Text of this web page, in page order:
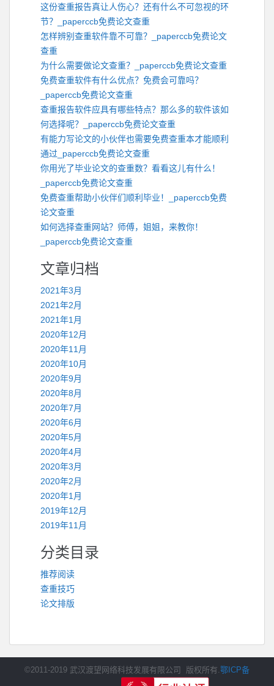
这份查重报告真让人伤心？还有什么不可忽视的环
节？_paperccb免费论文查重
怎样辨别查重软件靠不可靠？_paperccb免费论文
查重
为什么需要做论文查重？_paperccb免费论文查重
免费查重软件有什么优点？免费会可靠吗？
_paperccb免费论文查重
查重报告软件应具有哪些特点？那么多的软件该如
何选择呢？_paperccb免费论文查重
有能力写论文的小伙伴也需要免费查重本才能顺利
通过_paperccb免费论文查重
你用光了毕业论文的查重数？看看这儿有什么！
_paperccb免费论文查重
免费查重帮助小伙伴们顺利毕业！_paperccb免费
论文查重
如何选择查重网站？师傅，姐姐，来教你！
_paperccb免费论文查重
文章归档
2021年3月
2021年2月
2021年1月
2020年12月
2020年11月
2020年10月
2020年9月
2020年8月
2020年7月
2020年6月
2020年5月
2020年4月
2020年3月
2020年2月
2020年1月
2019年12月
2019年11月
分类目录
推荐阅读
查重技巧
论文排版
©2011-2019 武汉渡望网络科技发展有限公司 版权所有.鄂ICP备